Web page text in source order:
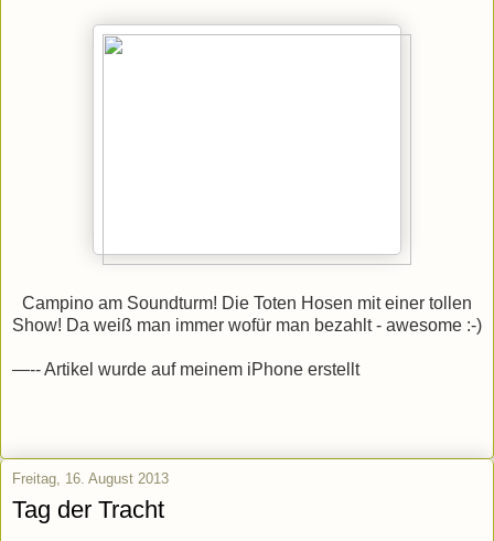
Campino am Soundturm! Die Toten Hosen mit einer tollen
Show! Da weiß man immer wofür man bezahlt - awesome :-)
—-- Artikel wurde auf meinem iPhone erstellt
Freitag, 16. August 2013
Tag der Tracht